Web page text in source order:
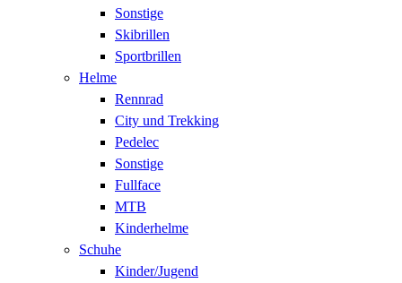
Sonstige
Skibrillen
Sportbrillen
Helme
Rennrad
City und Trekking
Pedelec
Sonstige
Fullface
MTB
Kinderhelme
Schuhe
Kinder/Jugend